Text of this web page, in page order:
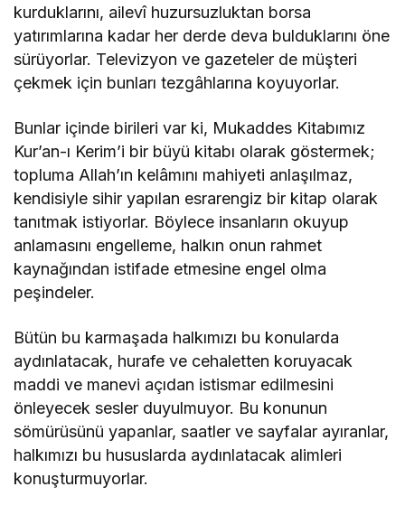
kurduklarını, ailevî huzursuzluktan borsa
yatırımlarına kadar her derde deva bulduklarını öne
sürüyorlar. Televizyon ve gazeteler de müşteri
çekmek için bunları tezgâhlarına koyuyorlar.
Bunlar içinde birileri var ki, Mukaddes Kitabımız
Kur’an-ı Kerim’i bir büyü kitabı olarak göstermek;
topluma Allah’ın kelâmını mahiyeti anlaşılmaz,
kendisiyle sihir yapılan esrarengiz bir kitap olarak
tanıtmak istiyorlar. Böylece insanların okuyup
anlamasını engelleme, halkın onun rahmet
kaynağından istifade etmesine engel olma
peşindeler.
Bütün bu karmaşada halkımızı bu konularda
aydınlatacak, hurafe ve cehaletten koruyacak
maddi ve manevi açıdan istismar edilmesini
önleyecek sesler duyulmuyor. Bu konunun
sömürüsünü yapanlar, saatler ve sayfalar ayıranlar,
halkımızı bu hususlarda aydınlatacak alimleri
konuşturmuyorlar.